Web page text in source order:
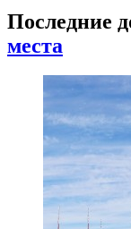
Последние
места